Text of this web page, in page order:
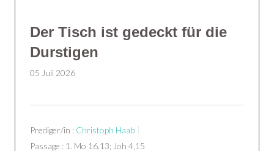
Der Tisch ist gedeckt für die
Durstigen
05 Juli 2026
Prediger/in : Christoph Haab
Passage : 1. Mo 16,13; Joh 4,15